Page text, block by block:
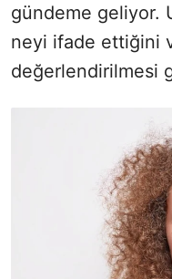
gündeme geliyor.
neyi ifade ettiğini
değerlendirilmesi